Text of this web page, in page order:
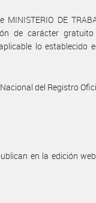
DE
de carácter
lo establecido
del Registro
en la edición